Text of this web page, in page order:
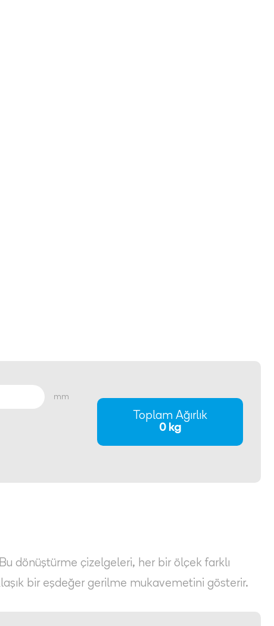
mm
Toplam Ağırlık
0 kg
dönüştürme çizelgeleri, her bir ölçek farklı
bir eşdeğer gerilme mukavemetini gösterir.